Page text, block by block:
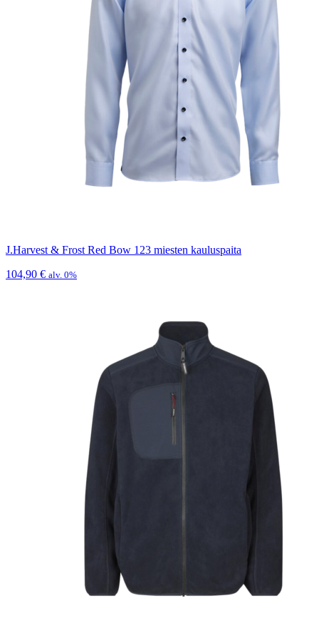
J.Harvest & Frost Red Bow 123 miesten kauluspaita
104,90 € alv. 0%